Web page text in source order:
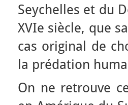
Seychelles et du
XVIe siècle, que
cas original de
la prédation
On ne retrouve